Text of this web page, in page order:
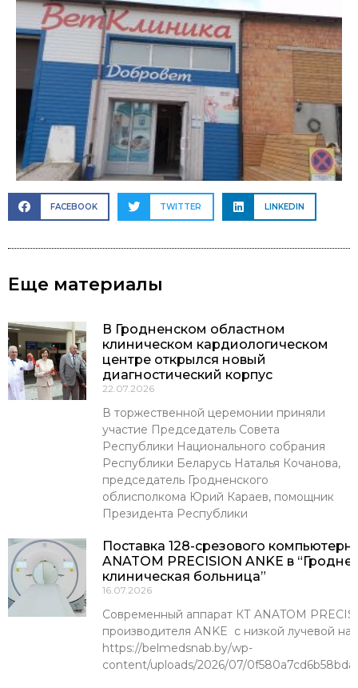
FACEBOOK TWITTER LINKEDIN
Еще материалы
В Гродненском областном
клиническом кардиологическом
центре открылся новый
диагностический корпус
22.07.2026
В торжественной церемонии приняли
участие Председатель Совета
Республики Национального собрания
Республики Беларусь Наталья Кочанова,
председатель Гродненского
облисполкома Юрий Караев, помощник
Президента Республики
Поставка 128-срезового
ANATOM PRECISION ANKE в
клиническая больница”
16.07.2026
Современный аппарат КТ ANATOM
производителя ANKE с низкой лучевой
https://belmedsnab.by/wp-
content/uploads/2026/07/